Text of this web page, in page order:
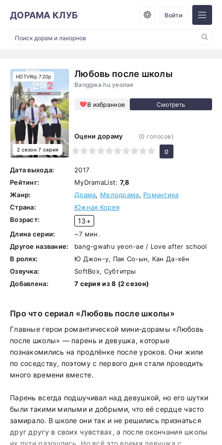
ДОРАМА КЛУБ Войти
Любовь после школы
Banggwa hu yeonae
В избранное
HDTVRip 720p
2 сезон 7 серия
Оцени дораму
1
2 3 4 5 6 7 8 9 10
(0 голосов)
0
Дата выхода:
2017
Рейтинг:
MyDramaList: 7,8
Жанр:
Драма, Мелодрама, Романтика
Страна:
Южная Корея
Возраст:
13+
Длина серии:
~7 мин.
Другое название:
bang-gwahu yeon-ae / Love after school
В ролях:
Ю Джон-у, Пак Со-ын, Кан Да-хён
Озвучка:
SoftBox, Субтитры
Добавлена:
7 серия из 8 (2 сезон)
Про что сериал «Любовь после школы»
Главные герои романтической мини-дорамы «Любовь
после школы» — парень и девушка, которые
познакомились на продлёнке после уроков. Они жили
по соседству, поэтому с первого дня стали проводить
много времени вместе.
Парень всегда подшучивал над девушкой, но его шутки
были такими милыми и добрыми, что её сердце часто
замирало. В школе они так и не решились признаться
друг другу в своих чувствах, а после окончания школы
их пути разошлись. Но всё это время девушка с